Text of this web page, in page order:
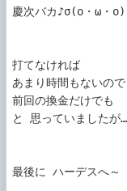
慶次バカ♪σ(o・ω・o)
打てなければ
あまり時間もないので
前回の換金だけでも
と 思っていましたが…
最後に ハーデスへ～